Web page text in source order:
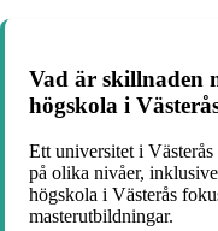
Vad är skillnaden
högskola i
Ett universitet i
på olika nivåer,
högskola i Västerås
masterutbildningar.